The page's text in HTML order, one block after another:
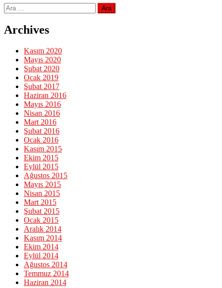
Arama:
Archives
Kasım 2020
Mayıs 2020
Şubat 2020
Ocak 2019
Şubat 2017
Haziran 2016
Mayıs 2016
Nisan 2016
Mart 2016
Şubat 2016
Ocak 2016
Kasım 2015
Ekim 2015
Eylül 2015
Ağustos 2015
Mayıs 2015
Nisan 2015
Mart 2015
Şubat 2015
Ocak 2015
Aralık 2014
Kasım 2014
Ekim 2014
Eylül 2014
Ağustos 2014
Temmuz 2014
Haziran 2014